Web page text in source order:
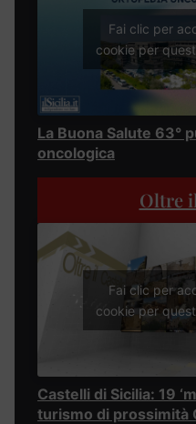
Fai clic per
cookie per
La Buona Salute 63°
oncologica
Oltre
Fai clic per
cookie per
Castelli di Sicilia: 19
turismo di prossimità